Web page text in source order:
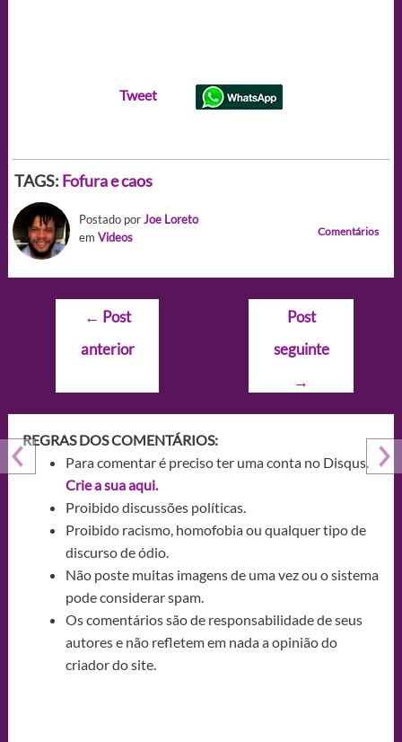
Tweet
TAGS: Fofura e caos
Postado porJoe Loreto
em Videos Comentários
Navegação
Post
← Post
anterior
Post
seguinte
→
REGRAS DOS COMENTÁRIOS:
Para comentar é preciso ter uma conta no Disqus.
Crie a sua aqui.
Proibido discussões políticas.
Proibido racismo, homofobia ou qualquer tipo de
discurso de ódio.
Não poste muitas imagens de uma vez ou o sistema
pode considerar spam.
Os comentários são de responsabilidade de seus
autores e não refletem em nada a opinião do
criador do site.